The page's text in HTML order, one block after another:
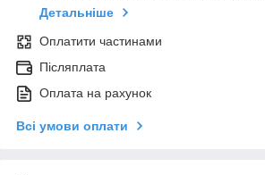
Детальніше
Оплатити частинами
Післяплата
Оплата на рахунок
Всі умови оплати